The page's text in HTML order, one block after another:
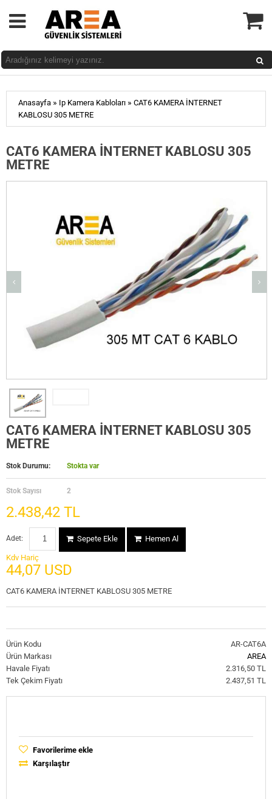
Anasayfa » Ip Kamera Kabloları » CAT6 KAMERA İNTERNET
KABLOSU 305 METRE
CAT6 KAMERA İNTERNET KABLOSU 305
METRE
CAT6 KAMERA İNTERNET KABLOSU 305
METRE
Stok Durumu: Stokta var
Stok Sayısı 2
2.438,42 TL
Adet: Sepete Ekle Hemen Al
Kdv Hariç
44,07 USD
CAT6 KAMERA İNTERNET KABLOSU 305 METRE
Ürün Kodu
AR-CAT6A
Ürün Markası
AREA
Havale Fiyatı
2.316,50 TL
Tek Çekim Fiyatı
2.437,51 TL
Favorilerime ekle
Karşılaştır